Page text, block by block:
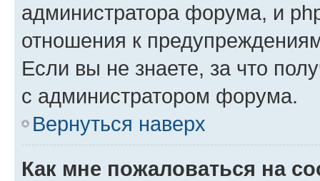
администратора форума, и
отношения к
Если вы не знаете, за что
с администратором форума.
Вернуться наверх
Как мне пожаловаться на